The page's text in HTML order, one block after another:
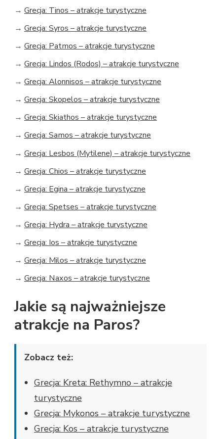
→ Grecja: Tinos – atrakcje turystyczne
→ Grecja: Syros – atrakcje turystyczne
→ Grecja: Patmos – atrakcje turystyczne
→ Grecja: Lindos (Rodos) – atrakcje turystyczne
→ Grecja: Alonnisos – atrakcje turystyczne
→ Grecja: Skopelos – atrakcje turystyczne
→ Grecja: Skiathos – atrakcje turystyczne
→ Grecja: Samos – atrakcje turystyczne
→ Grecja: Lesbos (Mytilene) – atrakcje turystyczne
→ Grecja: Chios – atrakcje turystyczne
→ Grecja: Egina – atrakcje turystyczne
→ Grecja: Spetses – atrakcje turystyczne
→ Grecja: Hydra – atrakcje turystyczne
→ Grecja: Ios – atrakcje turystyczne
→ Grecja: Milos – atrakcje turystyczne
→ Grecja: Naxos – atrakcje turystyczne
Jakie są najważniejsze
atrakcje na Paros?
Zobacz też:
Grecja: Kreta: Rethymno – atrakcje
turystyczne
Grecja: Mykonos – atrakcje turystyczne
Grecja: Kos – atrakcje turystyczne